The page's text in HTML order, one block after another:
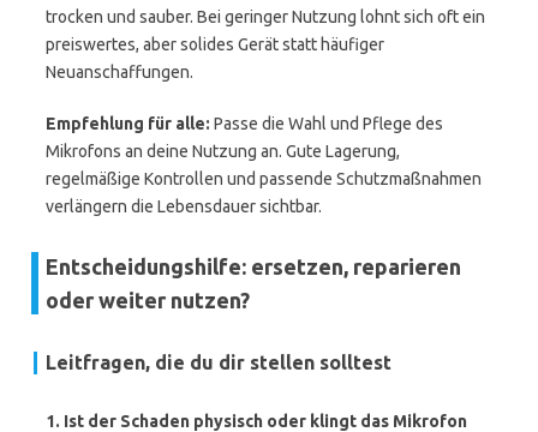
trocken und sauber. Bei geringer Nutzung lohnt sich oft ein
preiswertes, aber solides Gerät statt häufiger
Neuanschaffungen.
Empfehlung für alle: Passe die Wahl und Pflege des
Mikrofons an deine Nutzung an. Gute Lagerung,
regelmäßige Kontrollen und passende Schutzmaßnahmen
verlängern die Lebensdauer sichtbar.
Entscheidungshilfe: ersetzen, reparieren
oder weiter nutzen?
Leitfragen, die du dir stellen solltest
1. Ist der Schaden physisch oder klingt das Mikrofon